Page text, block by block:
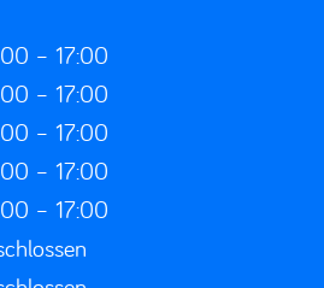
– 17:00
– 17:00
– 17:00
– 17:00
– 17:00